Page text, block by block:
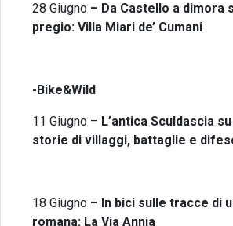
28 Giugno – Da Castello a dimora
pregio: Villa Miari de’ Cumani
-Bike&Wild
11 Giugno – L’antica Sculdascia
storie di villaggi, battaglie e
18 Giugno – In bici sulle tracce di
romana: La Via Annia